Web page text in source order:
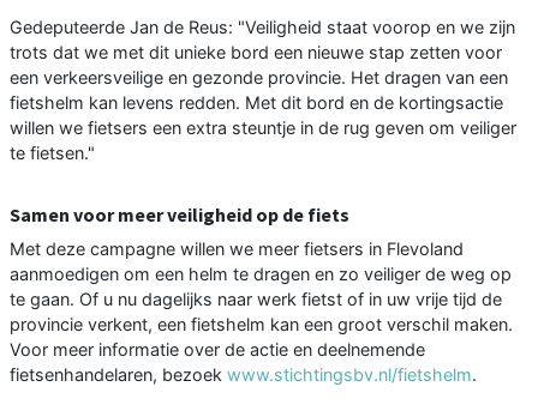
Gedeputeerde Jan de Reus: "Veiligheid staat voorop en we zijn
trots dat we met dit unieke bord een nieuwe stap zetten voor
een verkeersveilige en gezonde provincie. Het dragen van een
fietshelm kan levens redden. Met dit bord en de kortingsactie
willen we fietsers een extra steuntje in de rug geven om veiliger
te fietsen."
Samen voor meer veiligheid op de fiets
Met deze campagne willen we meer fietsers in Flevoland
aanmoedigen om een helm te dragen en zo veiliger de weg op
te gaan. Of u nu dagelijks naar werk fietst of in uw vrije tijd de
provincie verkent, een fietshelm kan een groot verschil maken.
Voor meer informatie over de actie en deelnemende
fietsenhandelaren, bezoek www.stichtingsbv.nl/fietshelm.